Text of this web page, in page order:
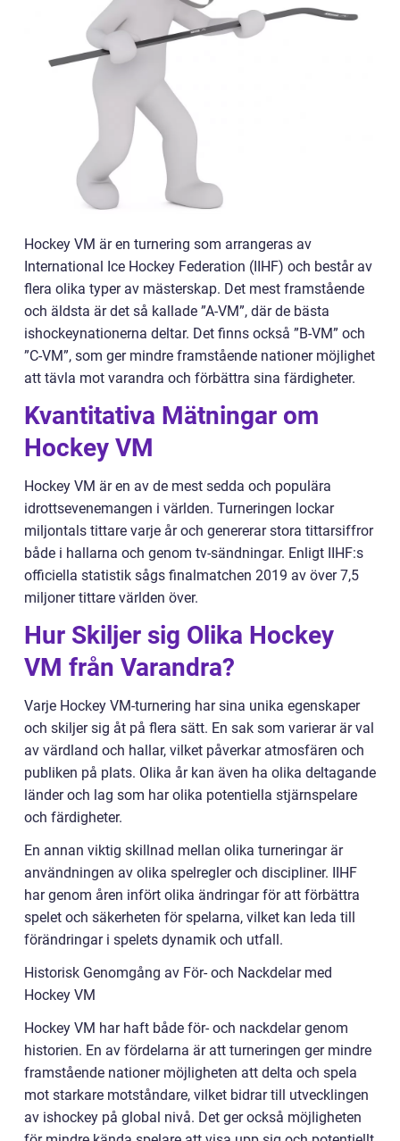
Hockey VM är en turnering som arrangeras av
International Ice Hockey Federation (IIHF) och består av
flera olika typer av mästerskap. Det mest framstående
och äldsta är det så kallade ”A-VM”, där de bästa
ishockeynationerna deltar. Det finns också ”B-VM” och
”C-VM”, som ger mindre framstående nationer möjlighet
att tävla mot varandra och förbättra sina färdigheter.
Kvantitativa Mätningar om
Hockey VM
Hockey VM är en av de mest sedda och populära
idrottsevenemangen i världen. Turneringen lockar
miljontals tittare varje år och genererar stora tittarsiffror
både i hallarna och genom tv-sändningar. Enligt IIHF:s
officiella statistik sågs finalmatchen 2019 av över 7,5
miljoner tittare världen över.
Hur Skiljer sig Olika Hockey
VM från Varandra?
Varje Hockey VM-turnering har sina unika egenskaper
och skiljer sig åt på flera sätt. En sak som varierar är val
av värdland och hallar, vilket påverkar atmosfären och
publiken på plats. Olika år kan även ha olika deltagande
länder och lag som har olika potentiella stjärnspelare
och färdigheter.
En annan viktig skillnad mellan olika turneringar är
användningen av olika spelregler och discipliner. IIHF
har genom åren infört olika ändringar för att förbättra
spelet och säkerheten för spelarna, vilket kan leda till
förändringar i spelets dynamik och utfall.
Historisk Genomgång av För- och Nackdelar med
Hockey VM
Hockey VM har haft både för- och nackdelar genom
historien. En av fördelarna är att turneringen ger mindre
framstående nationer möjligheten att delta och spela
mot starkare motståndare, vilket bidrar till utvecklingen
av ishockey på global nivå. Det ger också möjligheten